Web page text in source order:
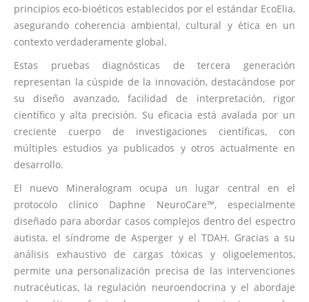
principios eco-bioéticos establecidos por el estándar EcoElia,
asegurando coherencia ambiental, cultural y ética en un
contexto verdaderamente global.
Estas pruebas diagnósticas de tercera generación
representan la cúspide de la innovación, destacándose por
su diseño avanzado, facilidad de interpretación, rigor
científico y alta precisión. Su eficacia está avalada por un
creciente cuerpo de investigaciones científicas, con
múltiples estudios ya publicados y otros actualmente en
desarrollo.
El nuevo Mineralogram ocupa un lugar central en el
protocolo clínico Daphne NeuroCare™, especialmente
diseñado para abordar casos complejos dentro del espectro
autista, el síndrome de Asperger y el TDAH. Gracias a su
análisis exhaustivo de cargas tóxicas y oligoelementos,
permite una personalización precisa de las intervenciones
nutracéuticas, la regulación neuroendocrina y el abordaje